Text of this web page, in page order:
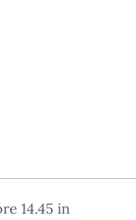
14.45 in